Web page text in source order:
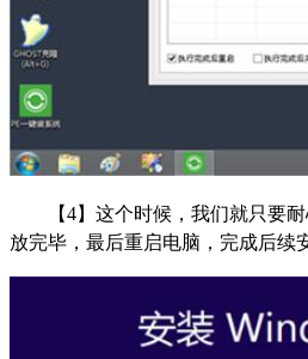
【4】这个时候，我们就只要
放完毕，最后重启电脑，完成后续